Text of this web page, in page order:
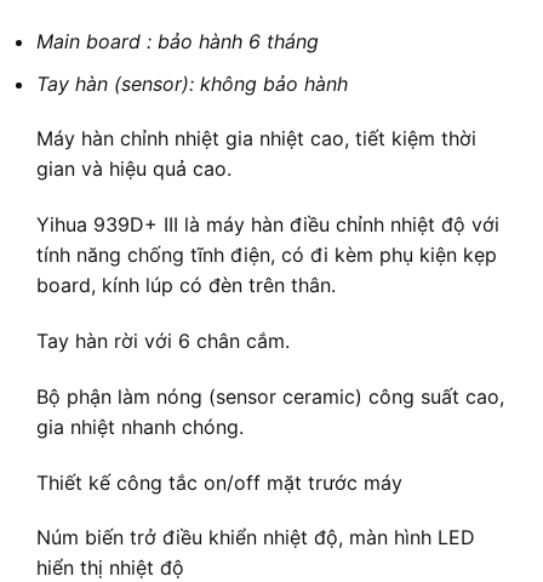
Main board : bảo hành 6 tháng
Tay hàn (sensor): không bảo hành
Máy hàn chỉnh nhiệt gia nhiệt cao, tiết kiệm thời
gian và hiệu quả cao.
Yihua 939D+ III là máy hàn điều chỉnh nhiệt độ với
tính năng chống tĩnh điện, có đi kèm phụ kiện kẹp
board, kính lúp có đèn trên thân.
Tay hàn rời với 6 chân cắm.
Bộ phận làm nóng (sensor ceramic) công suất cao,
gia nhiệt nhanh chóng.
Thiết kế công tắc on/off mặt trước máy
Núm biến trở điều khiển nhiệt độ, màn hình LED
hiển thị nhiệt độ